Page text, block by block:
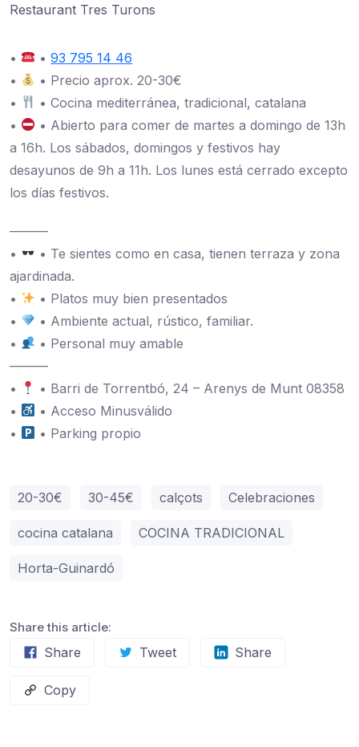
Restaurant Tres Turons
• •93 795 14 46
•
• Precio aprox. 20-30€
•
• Cocina mediterránea, tradicional, catalana
•
• Abierto para comer de martes a domingo de 13h
a 16h. Los sábados, domingos y festivos hay
desayunos de 9h a 11h. Los lunes está cerrado excepto
los días festivos.
———
•
• Te sientes como en casa, tienen terraza y zona
ajardinada.
•
• Platos muy bien presentados
•
• Ambiente actual, rústico, familiar.
•
• Personal muy amable
———
•
• Barri de Torrentbó, 24 – Arenys de Munt 08358
•
• Acceso Minusválido
•
• Parking propio
20-30€ 30-45€ calçots Celebraciones
cocina catalana COCINA TRADICIONAL
Horta-Guinardó
Share this article:
Share Tweet Share
Copy